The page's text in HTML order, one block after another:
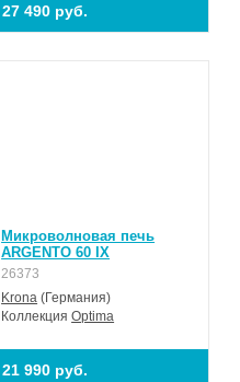
27 490 руб.
Микроволновая печь
ARGENTO 60 IX
26373
Krona (Германия)
КоллекцияOptima
21 990 руб.